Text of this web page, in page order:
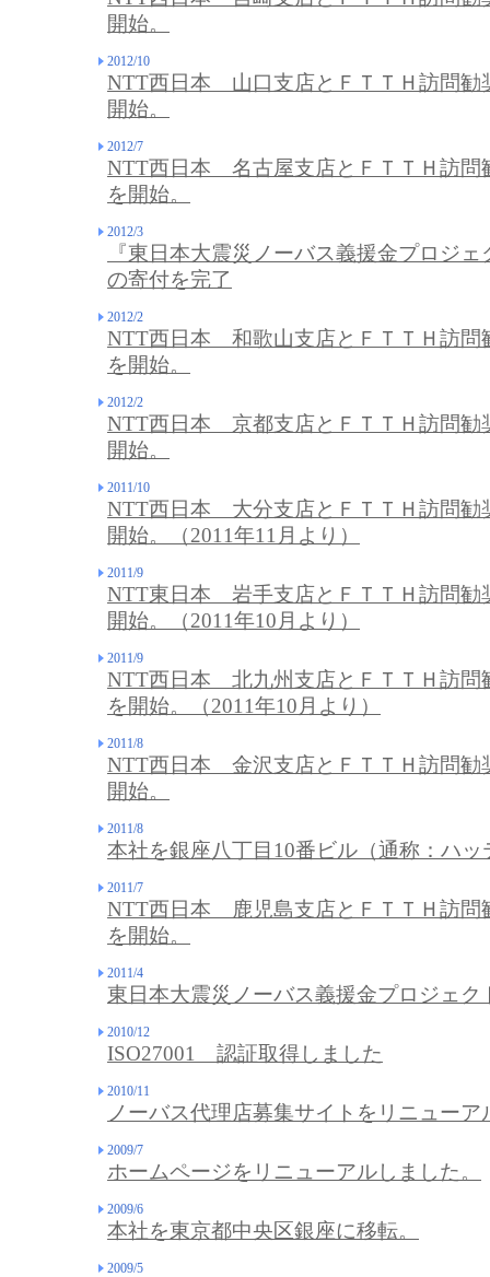
開始。
2012/10
NTT西日本 山口支店とＦＴＴＨ訪問勧
開始。
2012/7
NTT西日本 名古屋支店とＦＴＴＨ訪問
を開始。
2012/3
『東日本大震災ノーバス義援金プロジ
の寄付を完了
2012/2
NTT西日本 和歌山支店とＦＴＴＨ訪問
を開始。
2012/2
NTT西日本 京都支店とＦＴＴＨ訪問勧
開始。
2011/10
NTT西日本 大分支店とＦＴＴＨ訪問勧
開始。（2011年11月より）
2011/9
NTT東日本 岩手支店とＦＴＴＨ訪問勧
開始。（2011年10月より）
2011/9
NTT西日本 北九州支店とＦＴＴＨ訪問
を開始。（2011年10月より）
2011/8
NTT西日本 金沢支店とＦＴＴＨ訪問勧
開始。
2011/8
本社を銀座八丁目10番ビル（通称：ハ
2011/7
NTT西日本 鹿児島支店とＦＴＴＨ訪問
を開始。
2011/4
東日本大震災ノーバス義援金プロジェク
2010/12
ISO27001 認証取得しました
2010/11
ノーバス代理店募集サイトをリニューア
2009/7
ホームページをリニューアルしました。
2009/6
本社を東京都中央区銀座に移転。
2009/5